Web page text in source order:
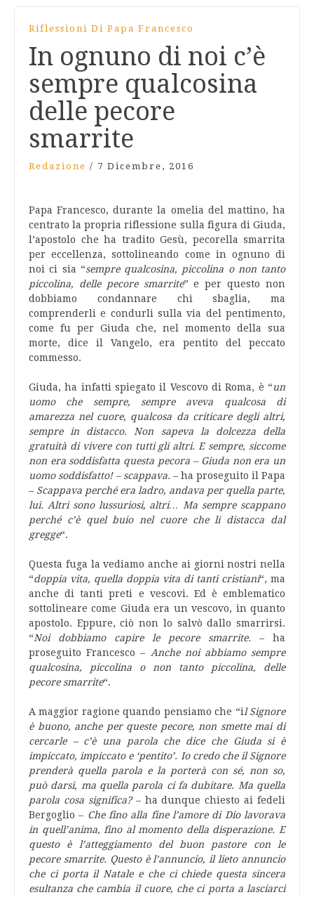
Riflessioni Di Papa Francesco
In ognuno di noi c’è
sempre qualcosina
delle pecore
smarrite
Redazione / 7 Dicembre, 2016
Papa Francesco, durante la omelia del mattino, ha
centrato la propria riflessione sulla figura di Giuda,
l’apostolo che ha tradito Gesù, pecorella smarrita
per eccellenza, sottolineando come in ognuno di
noi ci sia “sempre qualcosina, piccolina o non tanto
piccolina, delle pecore smarrite” e per questo non
dobbiamo condannare chi sbaglia, ma
comprenderli e condurli sulla via del pentimento,
come fu per Giuda che, nel momento della sua
morte, dice il Vangelo, era pentito del peccato
commesso.
Giuda, ha infatti spiegato il Vescovo di Roma, è “un
uomo che sempre, sempre aveva qualcosa di
amarezza nel cuore, qualcosa da criticare degli altri,
sempre in distacco. Non sapeva la dolcezza della
gratuità di vivere con tutti gli altri. E sempre, siccome
non era soddisfatta questa pecora – Giuda non era un
uomo soddisfatto! – scappava. – ha proseguito il Papa
– Scappava perché era ladro, andava per quella parte,
lui. Altri sono lussuriosi, altri… Ma sempre scappano
perché c’è quel buio nel cuore che li distacca dal
gregge“.
Questa fuga la vediamo anche ai giorni nostri nella
“doppia vita, quella doppia vita di tanti cristiani“, ma
anche di tanti preti e vescovi. Ed è emblematico
sottolineare come Giuda era un vescovo, in quanto
apostolo. Eppure, ciò non lo salvò dallo smarrirsi.
“Noi dobbiamo capire le pecore smarrite. – ha
proseguito Francesco – Anche noi abbiamo sempre
qualcosina, piccolina o non tanto piccolina, delle
pecore smarrite“.
A maggior ragione quando pensiamo che “il Signore
è buono, anche per queste pecore, non smette mai di
cercarle – c’è una parola che dice che Giuda si è
impiccato, impiccato e ‘pentito’. Io credo che il Signore
prenderà quella parola e la porterà con sé, non so,
può darsi, ma quella parola ci fa dubitare. Ma quella
parola cosa significa?– ha dunque chiesto ai fedeli
Bergoglio – Che fino alla fine l’amore di Dio lavorava
in quell’anima, fino al momento della disperazione. E
questo è l’atteggiamento del buon pastore con le
pecore smarrite. Questo è l’annuncio, il lieto annuncio
che ci porta il Natale e che ci chiede questa sincera
esultanza che cambia il cuore, che ci porta a lasciarci